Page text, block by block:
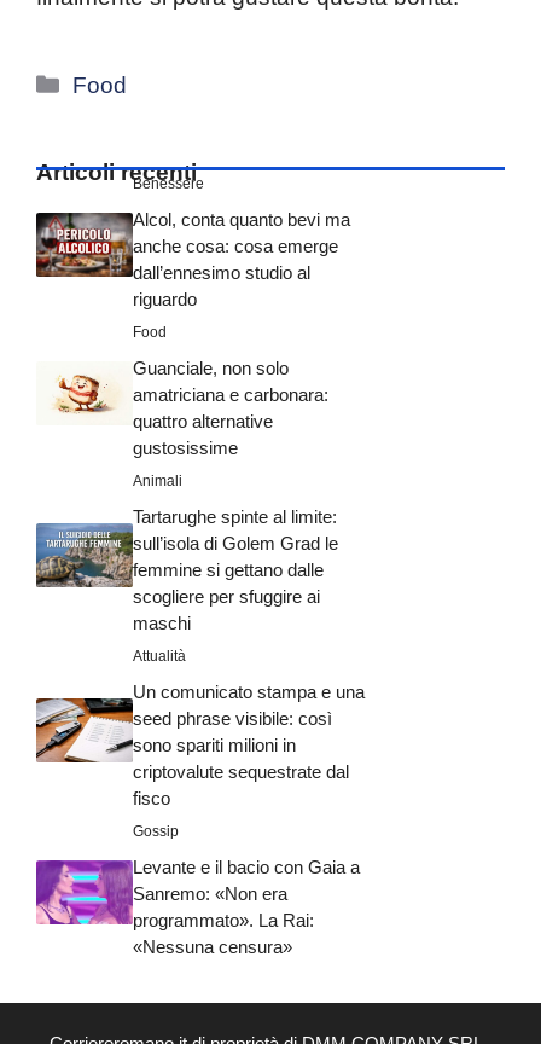
Categorie
Food
Articoli recenti
Benessere
Alcol, conta quanto bevi ma
anche cosa: cosa emerge
dall’ennesimo studio al
riguardo
Food
Guanciale, non solo
amatriciana e carbonara:
quattro alternative
gustosissime
Animali
Tartarughe spinte al limite:
sull’isola di Golem Grad le
femmine si gettano dalle
scogliere per sfuggire ai
maschi
Attualità
Un comunicato stampa e una
seed phrase visibile: così
sono spariti milioni in
criptovalute sequestrate dal
fisco
Gossip
Levante e il bacio con Gaia a
Sanremo: «Non era
programmato». La Rai:
«Nessuna censura»